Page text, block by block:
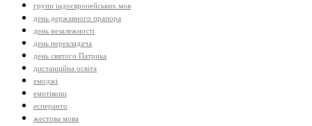
групи індоєвропейських мов
день державного прапора
день незалежності
день перекладача
день святого Патрика
дистанційна освіта
емоджі
емотікони
есперанто
жестова мова